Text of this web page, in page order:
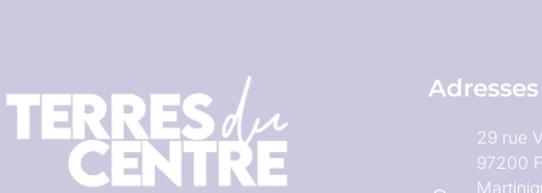
Adresses
29 rue
97200